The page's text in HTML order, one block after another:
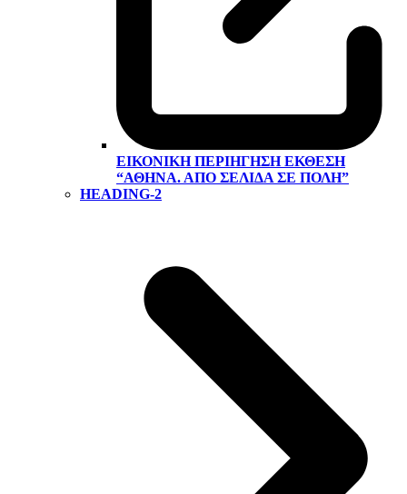
ΕΙΚΟΝΙΚΉ ΠΕΡΙΉΓΗΣΗ ΕΚΘΕΣΗ
“ΑΘΉΝΑ. ΑΠΌ ΣΕΛΊΔΑ ΣΕ ΠΌΛΗ”
HEADING-2